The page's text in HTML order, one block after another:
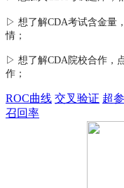
▷ 想了解CDA考试含金量
情；
▷ 想了解CDA院校合作 ，
作；
ROC曲线 交叉验证 超
召回率